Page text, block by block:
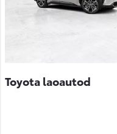
Toyota laoautod